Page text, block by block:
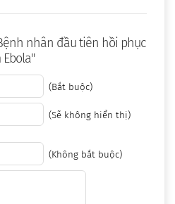
nhân đầu tiên hồi phục
(Bắt buộc)
(Sẽ không hiển thị)
(Không bắt buộc)